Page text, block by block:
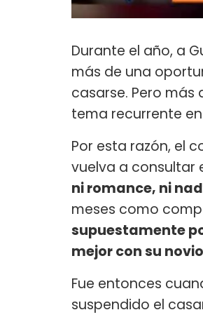
Durante el año, a
más de una
casarse. Pero
tema recurrente
Por esta razón, el
vuelva a consultar
ni romance, ni
meses como
supuestamente
mejor con su novio
Fue entonces
suspendido el